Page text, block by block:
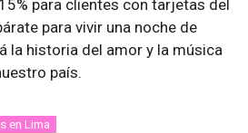
para clientes con tarjetas del
para vivir una noche de
la historia del amor y la música
país.
en Lima